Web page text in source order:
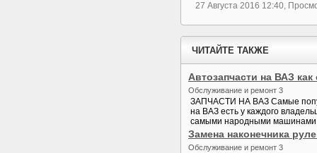
27 Августа 2016 12:40,
ЧИТАЙТЕ ТАКЖЕ
Автозапчасти на ВАЗ
Обслуживание и ремонт 3
ЗАПЧАСТИ НА ВАЗ Самые
на ВАЗ есть у каждого
самыми народными машинами
Замена наконечника
Обслуживание и ремонт 3